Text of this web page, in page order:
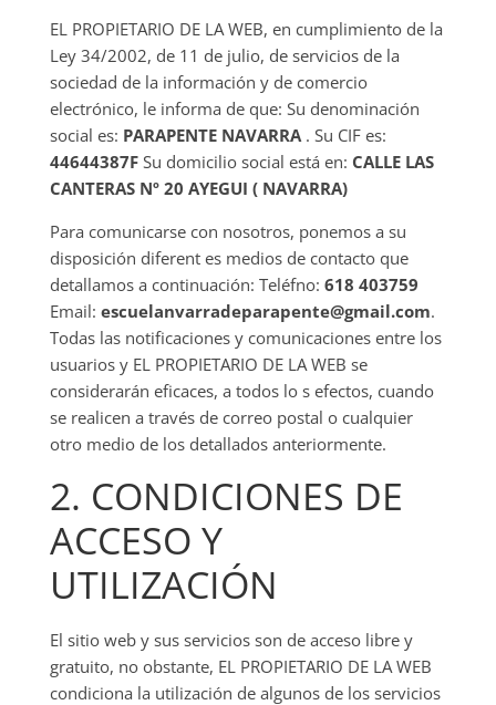
EL PROPIETARIO DE LA WEB, en cumplimiento de la
Ley 34/2002, de 11 de julio, de servicios de la
sociedad de la información y de comercio
electrónico, le informa de que: Su denominación
social es: PARAPENTE NAVARRA . Su CIF es:
44644387F Su domicilio social está en: CALLE LAS
CANTERAS Nº 20 AYEGUI ( NAVARRA)
Para comunicarse con nosotros, ponemos a su
disposición diferent es medios de contacto que
detallamos a continuación: Teléfno: 618 403759
Email: escuelanvarradeparapente@gmail.com.
Todas las notificaciones y comunicaciones entre los
usuarios y EL PROPIETARIO DE LA WEB se
considerarán eficaces, a todos lo s efectos, cuando
se realicen a través de correo postal o cualquier
otro medio de los detallados anteriormente.
2. CONDICIONES DE
ACCESO Y
UTILIZACIÓN
El sitio web y sus servicios son de acceso libre y
gratuito, no obstante, EL PROPIETARIO DE LA WEB
condiciona la utilización de algunos de los servicios